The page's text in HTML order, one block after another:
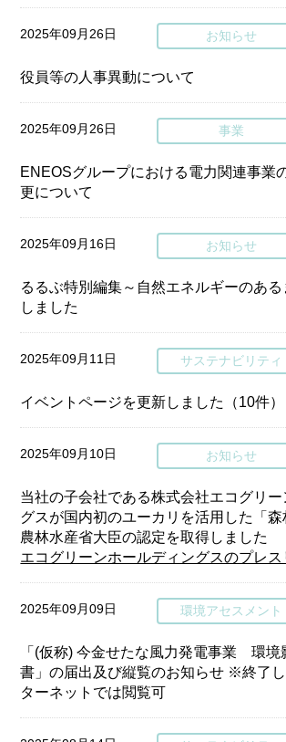
2025年09月26日 お知らせ
役員等の人事異動について
2025年09月26日 事業
ENEOSグループにおける電力関連事業
更について
2025年09月16日 お知らせ
るるぶ特別編集～自然エネルギーのあ
しました
2025年09月11日 サステナビリティ
イベントページを更新しました（10件）
2025年09月10日 お知らせ
当社の子会社である株式会社エコグリ
グスが国内初のユーカリを活用した「
農林水産省大臣の認定を取得しました
エコグリーンホールディングスのプレ
2025年09月09日 環境アセスメント
「(仮称) 今金せたな風力発電事業 環境
書」の届出及び縦覧のお知らせ ※終了
ターネットでは閲覧可